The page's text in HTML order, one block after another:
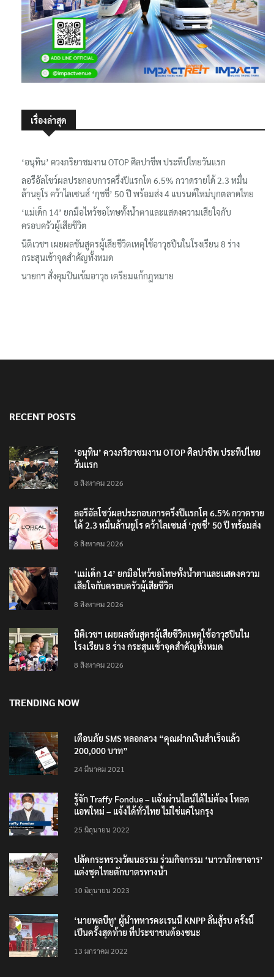
เรื่องล่าสุด
‘อนุทิน’ ควงภริยาชมงาน OTOP ศิลปาชีพ ประทีปไทยวันแรก
ลอรีอัลโชว์ผลประกอบการครึ่งปีแรกโต 6.5% กวาดรายได้ 2.3 หมื่น
ล้านยูโร คว้าไลเซนส์ ‘กุชชี่’ 50 ปี พร้อมส่ง 4 แบรนด์ใหม่บุกตลาดไทย
‘แม่เด็ก 14’ ยกมือไหว้ขอโทษทั้งน้ำตาและแสดงความเสียใจกับ
ครอบครัวผู้เสียชีวิต
นิติเวชฯ เผยผลชันสูตรผู้เสียชีวิตเหตุใช้อาวุธปืนในโรงเรียน 8 ร่าง
กระสุนเข้าจุดสำคัญทั้งหมด
นายกฯ สั่งคุมปืนเข้มอาวุธ เตรียมแก้กฎหมาย
RECENT POSTS
‘อนุทิน’ ควงภริยาชมงาน OTOP ศิลปาชีพ ประทีปไทย
วันแรก
8 สิงหาคม 2026
ลอรีอัลโชว์ผลประกอบการครึ่งปีแรกโต 6.5% กวาดราย
ได้ 2.3 หมื่นล้านยูโร คว้าไลเซนส์ ‘กุชชี่’ 50 ปี พร้อมส่ง
8 สิงหาคม 2026
‘แม่เด็ก 14’ ยกมือไหว้ขอโทษทั้งน้ำตาและแสดงความ
เสียใจกับครอบครัวผู้เสียชีวิต
8 สิงหาคม 2026
นิติเวชฯ เผยผลชันสูตรผู้เสียชีวิตเหตุใช้อาวุธปืนใน
โรงเรียน 8 ร่าง กระสุนเข้าจุดสำคัญทั้งหมด
8 สิงหาคม 2026
TRENDING NOW
เตือนภัย SMS หลอกลวง “คุณฝากเงินสำเร็จแล้ว
200,000 บาท”
24 มีนาคม 2021
รู้จัก Traffy Fondue – แจ้งผ่านไลน์ได้ไม่ต้อง โหลด
แอพใหม่ – แจ้งได้ทั่วไทย ไม่ใช่แค่ในกรุง
25 มิถุนายน 2022
ปลัดกระทรวงวัฒนธรรม ร่วมกิจกรรม ‘นาวาภิกขาจาร’
แต่งชุดไทยตักบาตรทางน้ำ
10 มิถุนายน 2023
‘นายพลบีทู’ ผู้นำทหารคะเรนนี KNPP ลั่นสู้รบ ครั้งนี้
เป็นครั้งสุดท้าย ที่ประชาชนต้องชนะ
13 มกราคม 2022